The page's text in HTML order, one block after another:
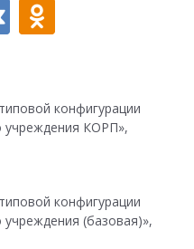
конфигурации
учреждения КОРП»,
конфигурации
учреждения (базовая)»,